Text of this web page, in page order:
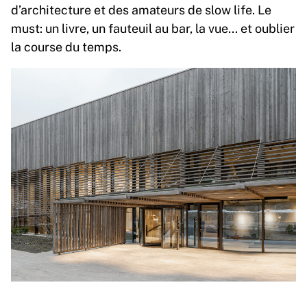
d’architecture et des amateurs de slow life. Le
must: un livre, un fauteuil au bar, la vue… et oublier
la course du temps.